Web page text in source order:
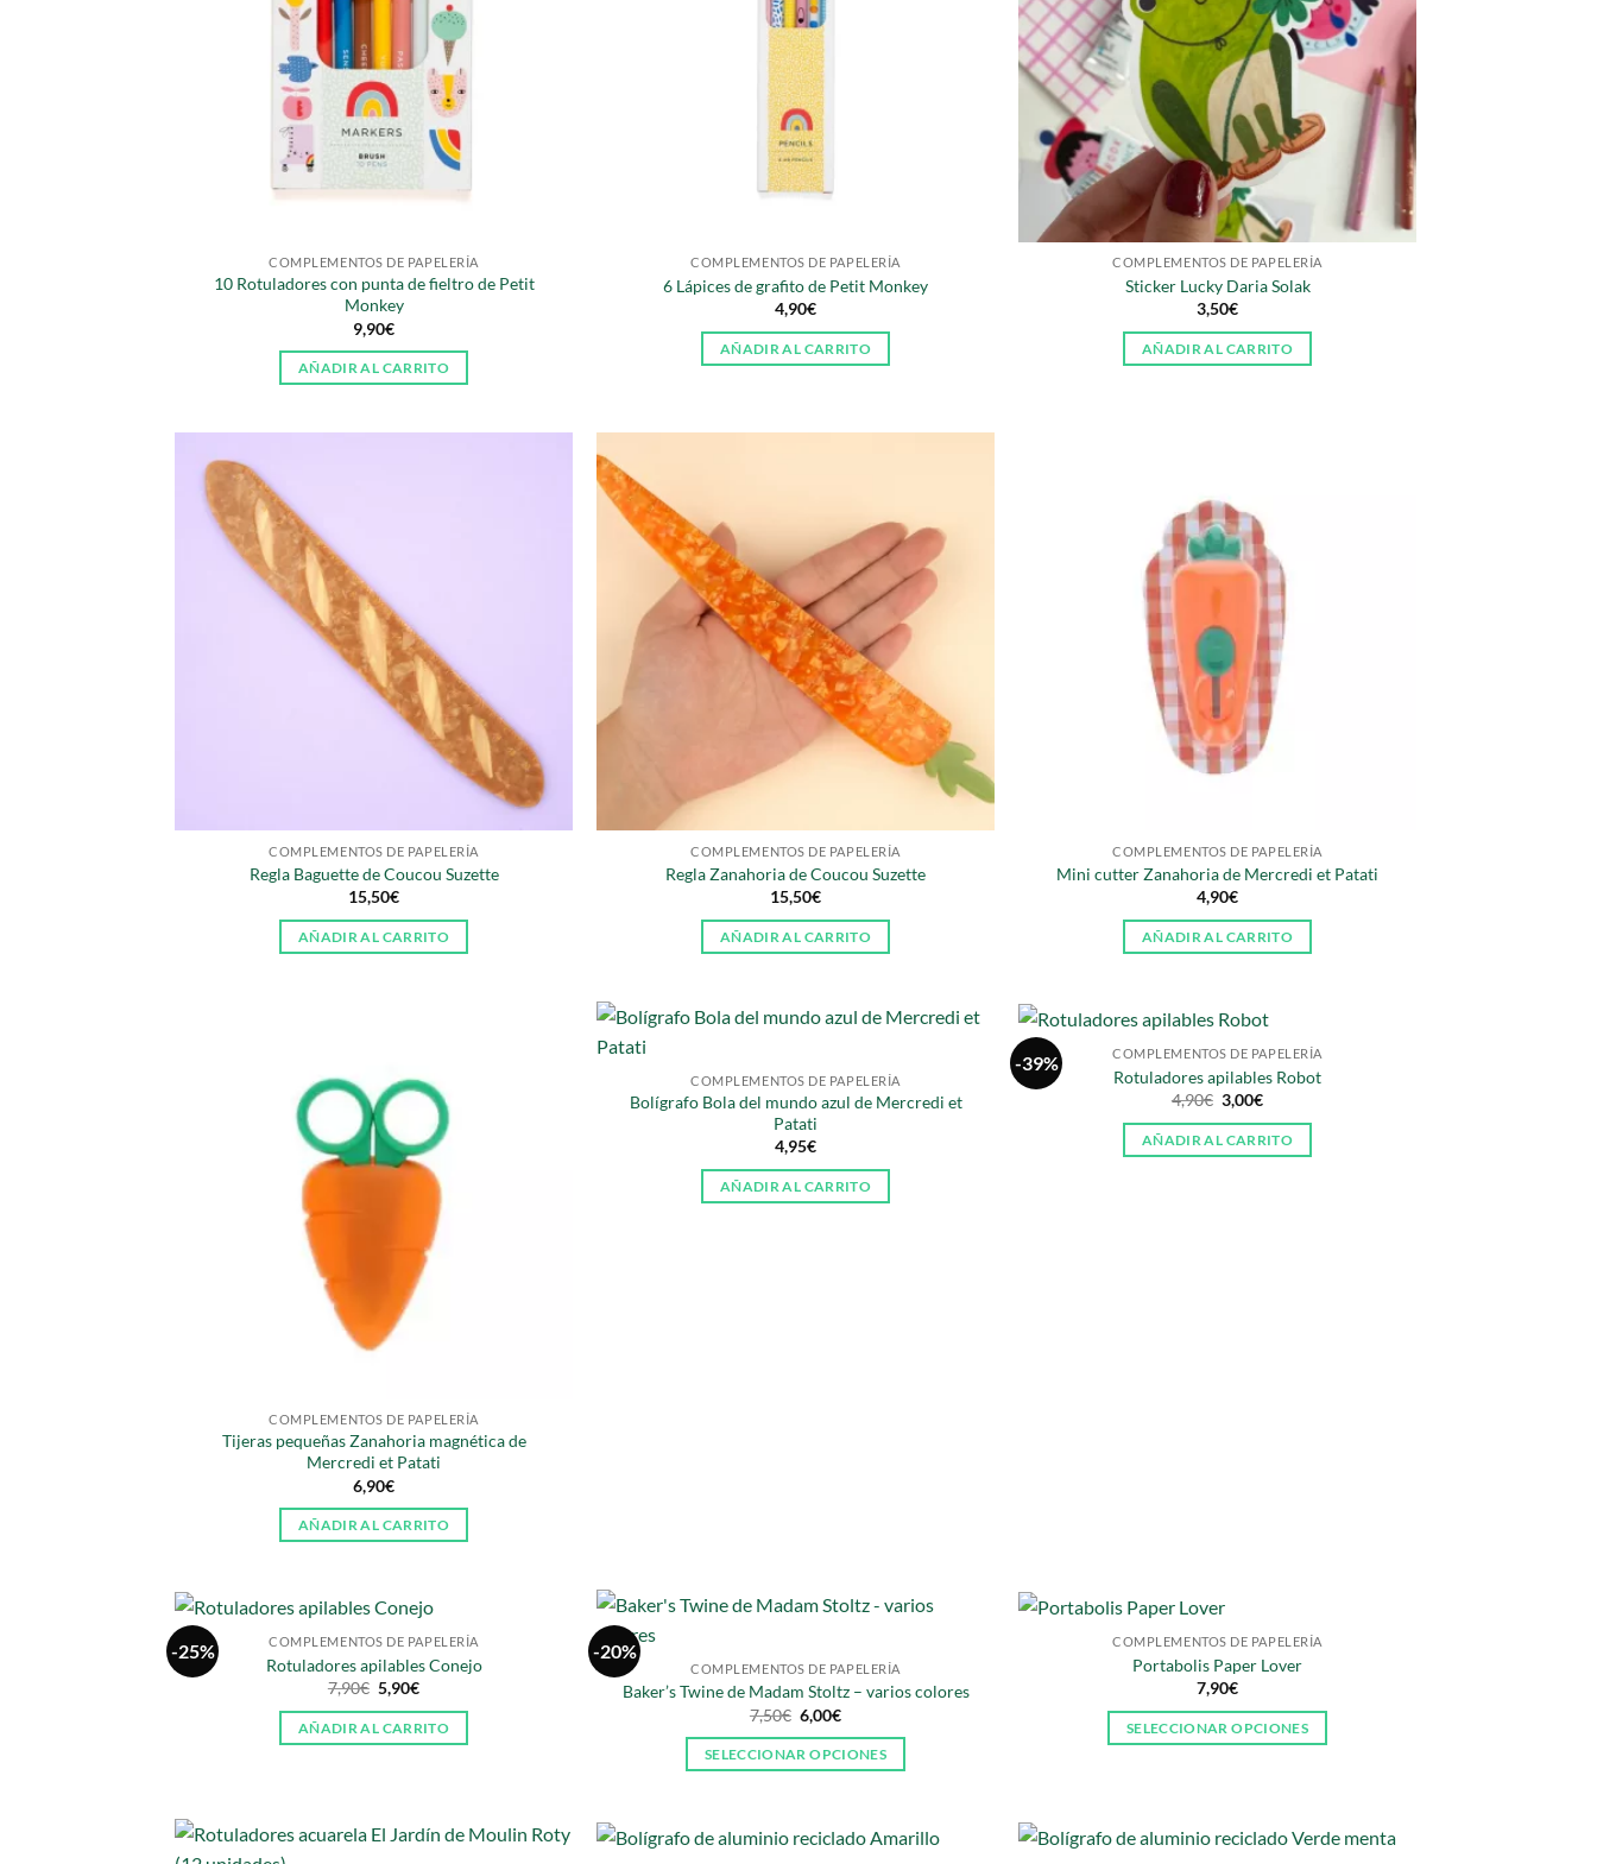
COMPLEMENTOS DE PAPELERÍA
10 Rotuladores con punta de fieltro de Petit
Monkey
9,90€
AÑADIR AL CARRITO
COMPLEMENTOS DE PAPELERÍA
6 Lápices de grafito de Petit Monkey
4,90€
AÑADIR AL CARRITO
COMPLEMENTOS DE PAPELERÍA
Sticker Lucky Daria Solak
3,50€
AÑADIR AL CARRITO
COMPLEMENTOS DE PAPELERÍA
Regla Baguette de Coucou Suzette
15,50€
AÑADIR AL CARRITO
COMPLEMENTOS DE PAPELERÍA
Regla Zanahoria de Coucou Suzette
15,50€
AÑADIR AL CARRITO
COMPLEMENTOS DE PAPELERÍA
Mini cutter Zanahoria de Mercredi et Patati
4,90€
AÑADIR AL CARRITO
COMPLEMENTOS DE PAPELERÍA
Tijeras pequeñas Zanahoria magnética de
Mercredi et Patati
6,90€
AÑADIR AL CARRITO
COMPLEMENTOS DE PAPELERÍA
Bolígrafo Bola del mundo azul de Mercredi et
Patati
4,95€
AÑADIR AL CARRITO
-39% COMPLEMENTOS DE PAPELERÍA
Rotuladores apilables Robot
4,90€ El
precio
original
era:
3,00€El
actual
es:
AÑADIR AL CARRITO
-25% COMPLEMENTOS DE PAPELERÍA
Rotuladores apilables Conejo
7,90€ El
precio
original
era:
5,90€El
actual
es:
AÑADIR AL CARRITO
-20%
COMPLEMENTOS DE PAPELERÍA
Baker’s Twine de Madam Stoltz – varios colores
7,50€ El
precio
original
era:
6,00€El
actual
es:
SELECCIONAR OPCIONES
tiene
COMPLEMENTOS DE PAPELERÍA
Portabolis Paper Lover
7,90€
SELECCIONAR OPCIONES
múltiples